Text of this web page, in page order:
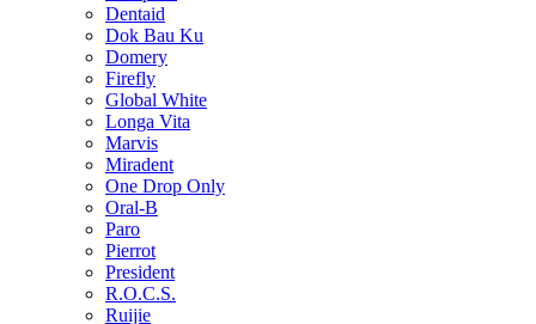
Dentaid
Dok Bau Ku
Domery
Firefly
Global White
Longa Vita
Marvis
Miradent
One Drop Only
Oral-B
Paro
Pierrot
President
R.O.C.S.
Ruijie